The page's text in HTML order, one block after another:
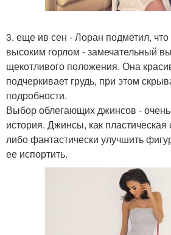
3. еще ив сен - Лоран подметил, что
высоким горлом - замечательный
щекотливого положения. Она
подчеркивает грудь, при этом
подробности.
Выбор облегающих джинсов - очень
история. Джинсы, как пластическая
либо фантастически улучшить
ее испортить.